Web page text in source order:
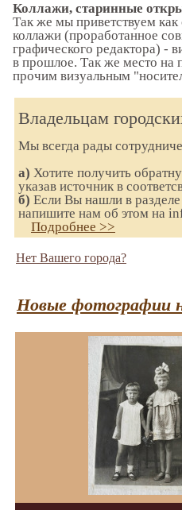
Коллажи, старинные
Так же мы приветствуем
коллажи (проработанное
графического редактора) -
в прошлое. Так же место на
прочим визуальным
Владельцам
Мы всегда рады
а) Хотите получить
указав источник в
б) Если Вы нашли в
напишите нам об этом на
Подробнее >>
Нет Вашего города?
Новые фотографии